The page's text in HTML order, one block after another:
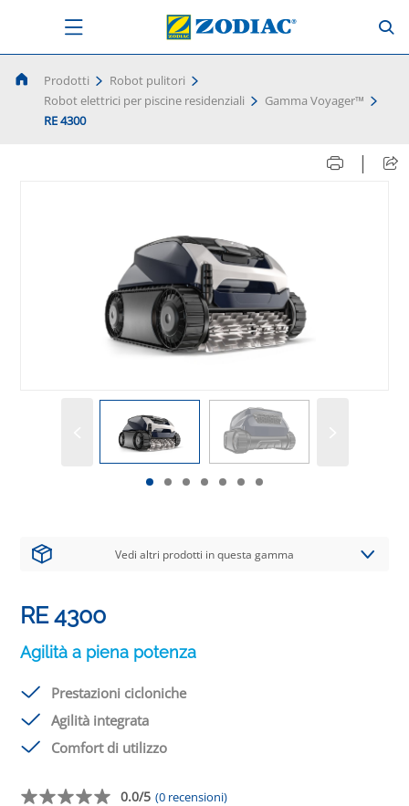
Prodotti
Robot pulitori
Robot elettrici per piscine residenziali
Gamma Voyager™
RE 4300
|
Vedi altri prodotti in questa gamma
RE 4300
Agilità a piena potenza
Prestazioni cicloniche
Agilità integrata
Comfort di utilizzo
0.0/5 (0 recensioni)